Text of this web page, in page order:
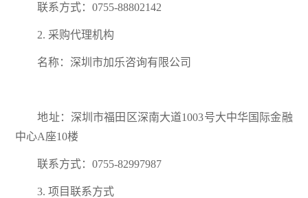
联系方式：0755-88802142
2. 采购代理机构
名称：深圳市加乐咨询有限公司
地址：深圳市福田区深南大道1003号大中华国际金融
中心A座10楼
联系方式：0755-82997987
3. 项目联系方式